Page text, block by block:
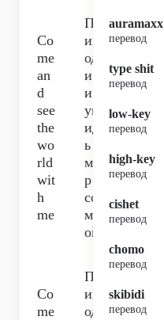
Co
me
an
d
see
the
wo
rld
wit
h
me
Пр
их
од
и
и
ув
ид
ь
ми
р
со
мн
ой.
Co
me
Пр
их
од
auramaxx
перевод
type shit
перевод
low-key
перевод
high-key
перевод
cishet
перевод
chomo
перевод
skibidi
перевод